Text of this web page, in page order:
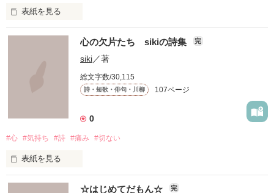
表紙を見る
「僕が先生にキスしたら、
ドキッとしてくれますか……？」
長年多くの方にご愛読いただいていて嬉しいです。
2025年もよろしくお願いします♪
胸キュンな台詞を読んで、
心の欠片たち sikiの詩集 完
siki／著
総文字数/30,115
詩・短歌・俳句・川柳 107ページ
0
#心 #気持ち #詩 #痛み #切ない
表紙を見る
「日々の詩」
☆はじめてだもん☆ 完